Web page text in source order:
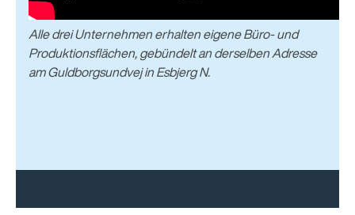
Alle drei Unternehmen erhalten eigene Büro- und
Produktionsflächen, gebündelt an derselben Adresse
am Guldborgsundvej in Esbjerg N.